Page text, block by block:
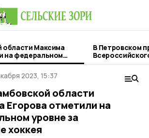
области Максима
на федеральном
хоккея
В Петровском
спорта»
2023, 15:37
области
Егорова отметили на
уровне за
хоккея